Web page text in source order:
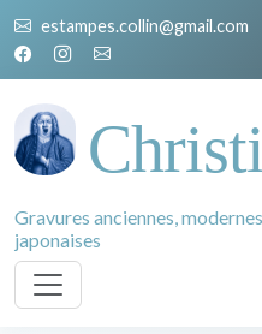
estampes.collin@gmail.com
Gravures anciennes,
japonaises